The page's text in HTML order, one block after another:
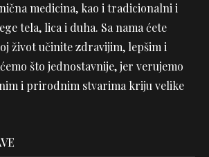
medicina, kao i tradicionalni i
tela, lica i duha. Sa nama ćete
život učinite zdravijim, lepšim i
što jednostavnije, jer verujemo
i prirodnim stvarima kriju velike